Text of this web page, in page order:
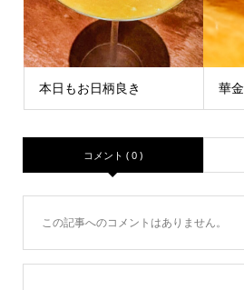
本日もお日柄良き 華金
コメント ( 0 )
この記事へのコメントはありません。